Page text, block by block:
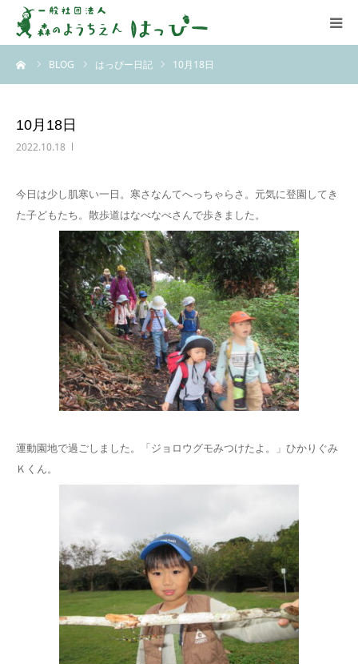
BLOG はっぴー日記 10月18日
10月18日
2022.10.18
今日は少し肌寒い一日。寒さなんてへっちゃらさ。元気に登園してき
た子どもたち。散歩道はなべなべさんで歩きました。
運動園地で過ごしました。「ジョロウグモみつけたよ。」ひかりぐみ
Ｋくん。
はっぴーについて
アクセス